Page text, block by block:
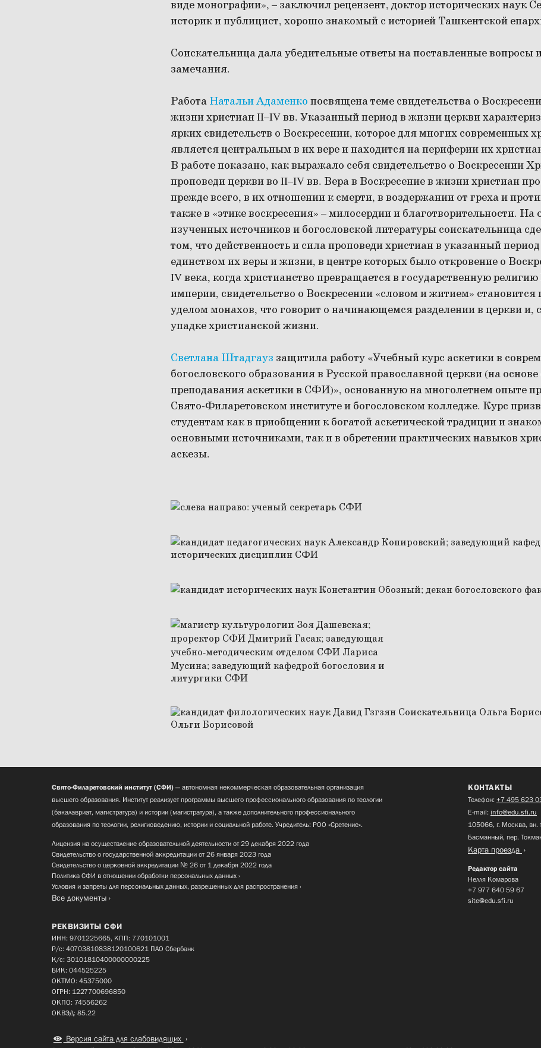
виде монографии», – заключил рецензент, доктор исторических наук
историк и публицист, хорошо знакомый с историей Ташкентской
Соискательница дала убедительные ответы на поставленные вопросы
замечания.
Работа Натальи Адаменко посвящена теме свидетельства о
жизни христиан II–IV вв. Указанный период в жизни церкви
ярких свидетельств о Воскресении, которое для многих современных
является центральным в их вере и находится на периферии их
В работе показано, как выражало себя свидетельство о Воскресении
проповеди церкви во II–IV вв. Вера в Воскресение в жизни христиан
прежде всего, в их отношении к смерти, в воздержании от греха и
также в «этике воскресения» – милосердии и благотворительности. На
изученных источников и богословской литературы соискательница
том, что действенность и сила проповеди христиан в указанный
единством их веры и жизни, в центре которых было откровение о
IV века, когда христианство превращается в государственную
империи, свидетельство о Воскресении «словом и житием»
уделом монахов, что говорит о начинающемся разделении в церкви и,
упадке христианской жизни.
Светлана Штадгауз защитила работу «Учебный курс аскетики в
богословского образования в Русской православной церкви (на
преподавания аскетики в СФИ)», основанную на многолетнем опыте
Свято-Филаретовском институте и богословском колледже. Курс
студентам как в приобщении к богатой аскетической традиции и
основными источниками, так и в обретении практических навыков
аскезы.
Свято-Филаретовский институт (СФИ) — автономная некоммерческая образовательная организация
высшего образования. Институт реализует программы высшего профессионального образования по теологии
(бакалавриат, магистратура) и истории (магистратура), а также дополнительного профессионального
образования по теологии, религиоведению, истории и социальной работе. Учредитель: РОО «Сретение».
Лицензия на осуществление образовательной деятельности от 29 декабря 2022 года
Свидетельство о государственной аккредитации от 26 января 2023 года
Свидетельство о церковной аккредитации № 26 от 1 декабря 2022 года
Политика СФИ в отношении обработки персональных данных
Условия и запреты для персональных данных, разрешенных для распространения
Все документы
КОНТАКТЫ
Телефон: +7 495 623
E-mail: info@edu.sfi.ru
105066, г. Москва, вн.
Басманный, пер.
Карта проезда
Редактор сайта
Нелля Комарова
+7 977 640 59 67
site@edu.sfi.ru
РЕКВИЗИТЫ СФИ
ИНН: 9701225665, КПП: 770101001
Р/с: 40703810838120100621 ПАО Сбербанк
К/с: 30101810400000000225
БИК: 044525225
ОКТМО: 45375000
ОГРН: 1227700696850
ОКПО: 74556262
ОКВЭД: 85.22
Версия сайта для слабовидящих